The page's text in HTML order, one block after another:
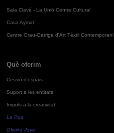
Sala Clavé - La Unió Centre Cultural
Casa Aymat
Centre Grau-Garriga d'Art Tèxtil Contemporani
Què oferim
Cessió d'espais
Suport a les entitats
Impuls a la creativitat
La Pua
Oficina Jove